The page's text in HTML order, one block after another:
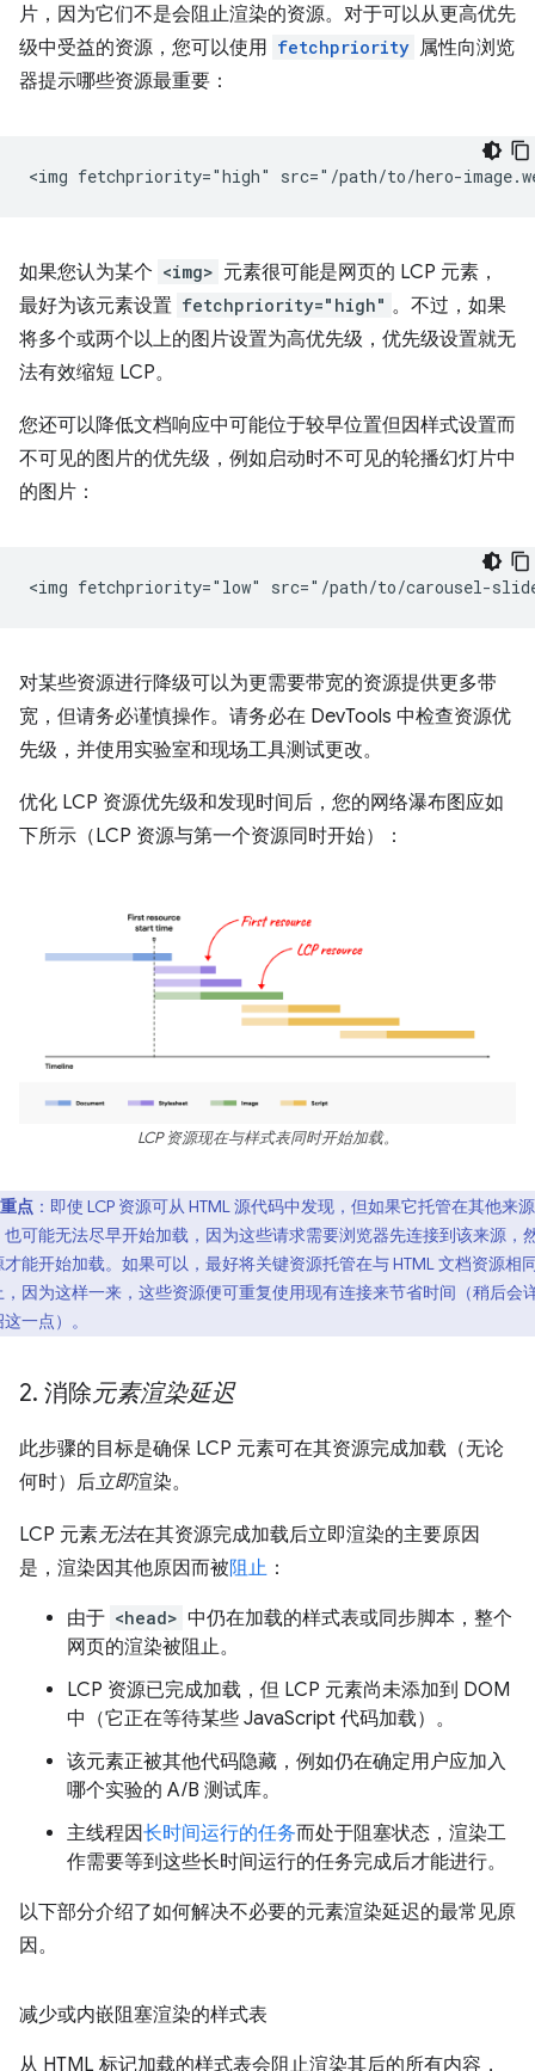
片，因为它们不是会阻止渲染的资源。对于可以从更高优先
级中受益的资源，您可以使用 fetchpriority 属性向浏览
器提示哪些资源最重要：
如果您认为某个 <img> 元素很可能是网页的 LCP 元素，
最好为该元素设置 fetchpriority="high" 。不过，如果
将多个或两个以上的图片设置为高优先级，优先级设置就无
法有效缩短 LCP。
您还可以降低文档响应中可能位于较早位置但因样式设置而
不可见的图片的优先级，例如启动时不可见的轮播幻灯片中
的图片：
对某些资源进行降级可以为更需要带宽的资源提供更多带
宽，但请务必谨慎操作。请务必在 DevTools 中检查资源优
先级，并使用实验室和现场工具测试更改。
优化 LCP 资源优先级和发现时间后，您的网络瀑布图应如
下所示（LCP 资源与第一个资源同时开始）：
LCP 资源现在与样式表同时开始加载。
重点 ：即使 LCP 资源可从 HTML 源代码中发现，但如果它托管在其他来源
也可能无法尽早开始加载，因为这些请求需要浏览器先连接到该来源，
才能开始加载。如果可以，最好将关键资源托管在与 HTML 文档资源相
，因为这样一来，这些资源便可重复使用现有连接来节省时间（稍后会
一点）。
2. 消除元素渲染延迟
此步骤的目标是确保 LCP 元素可在其资源完成加载（无论
何时）后立即渲染。
LCP 元素无法在其资源完成加载后立即渲染的主要原因
是，渲染因其他原因而被阻止 ：
由于 <head> 中仍在加载的样式表或同步脚本，整个
网页的渲染被阻止。
LCP 资源已完成加载，但 LCP 元素尚未添加到 DOM
中（它正在等待某些 JavaScript 代码加载）。
该元素正被其他代码隐藏，例如仍在确定用户应加入
哪个实验的 A/B 测试库。
主线程因长时间运行的任务而处于阻塞状态，渲染工
作需要等到这些长时间运行的任务完成后才能进行。
以下部分介绍了如何解决不必要的元素渲染延迟的最常见原
因。
减少或内嵌阻塞渲染的样式表
从 HTML 标记加载的样式表会阻止渲染其后的所有内容，